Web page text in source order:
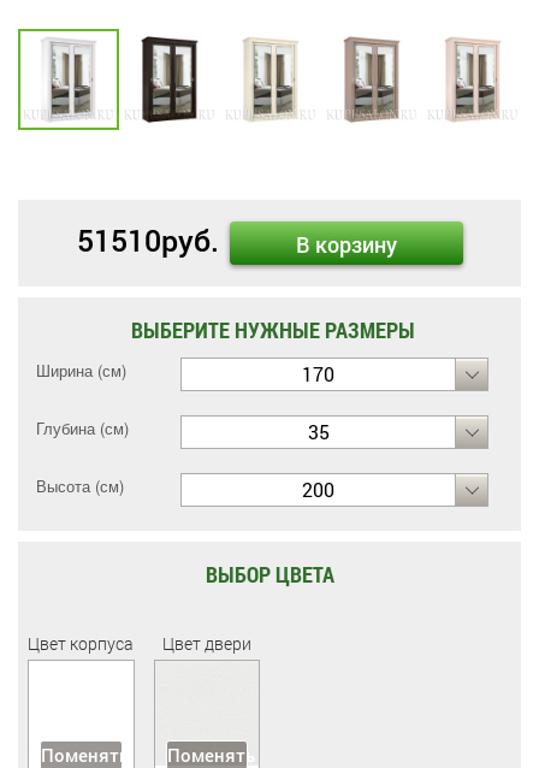
51510руб. В корзину
ВЫБЕРИТЕ НУЖНЫЕ РАЗМЕРЫ
Ширина (см) 170
Глубина (см) 35
Высота (см) 200
ВЫБОР ЦВЕТА
Цвет корпуса
Поменять
Цвет двери
Поменять